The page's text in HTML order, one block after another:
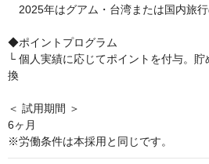
2025年はグアム・台湾または国内旅行
◆ポイントプログラム
└ 個人実績に応じてポイントを付与。
換
＜ 試用期間 ＞
6ヶ月
※労働条件は本採用と同じです。